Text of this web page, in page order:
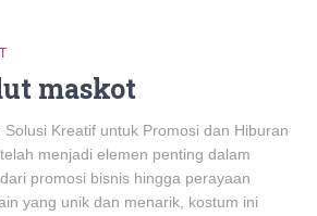
maskot
Kreatif untuk Promosi dan Hiburan
menjadi elemen penting dalam
promosi bisnis hingga perayaan
yang unik dan menarik, kostum ini